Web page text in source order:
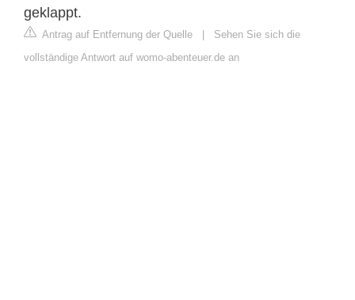
geklappt.
Antrag auf Entfernung der Quelle | Sehen Sie sich die
vollständige Antwort auf womo-abenteuer.de an